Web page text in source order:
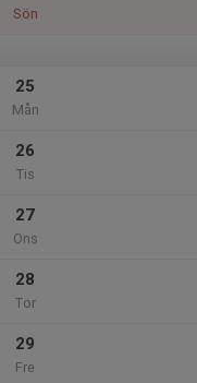
Sön
25
Mån
26
Tis
27
Ons
28
Tor
29
Fre